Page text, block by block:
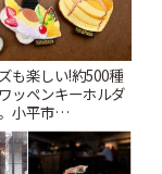
も楽しい!約500種
ッペンキーホルダ
小平市
T&K」 | ことりっ